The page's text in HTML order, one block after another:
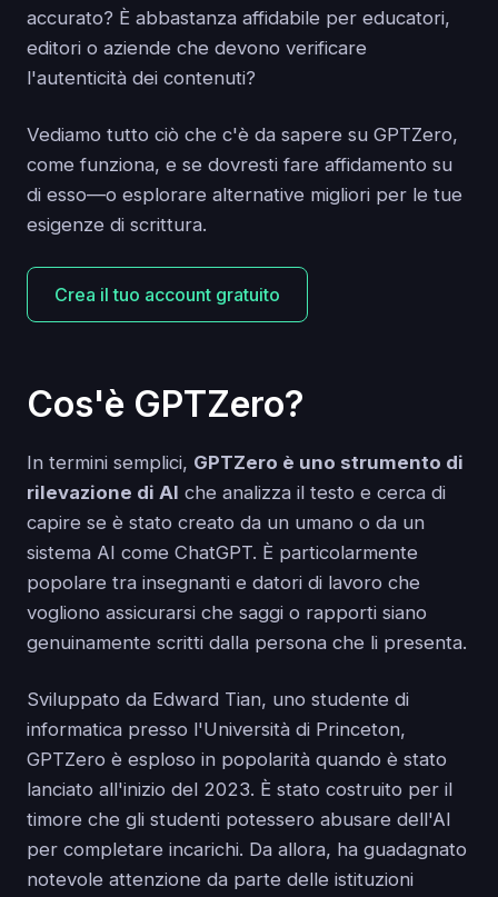
accurato? È abbastanza affidabile per educatori,
editori o aziende che devono verificare
l'autenticità dei contenuti?
Vediamo tutto ciò che c'è da sapere su GPTZero,
come funziona, e se dovresti fare affidamento su
di esso—o esplorare alternative migliori per le tue
esigenze di scrittura.
Crea il tuo account gratuito
Cos'è GPTZero?
In termini semplici, GPTZero è uno strumento di
rilevazione di AI che analizza il testo e cerca di
capire se è stato creato da un umano o da un
sistema AI come ChatGPT. È particolarmente
popolare tra insegnanti e datori di lavoro che
vogliono assicurarsi che saggi o rapporti siano
genuinamente scritti dalla persona che li presenta.
Sviluppato da Edward Tian, uno studente di
informatica presso l'Università di Princeton,
GPTZero è esploso in popolarità quando è stato
lanciato all'inizio del 2023. È stato costruito per il
timore che gli studenti potessero abusare dell'AI
per completare incarichi. Da allora, ha guadagnato
notevole attenzione da parte delle istituzioni